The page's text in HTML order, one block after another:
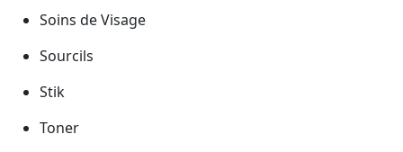
Soins de Visage
Sourcils
Stik
Toner